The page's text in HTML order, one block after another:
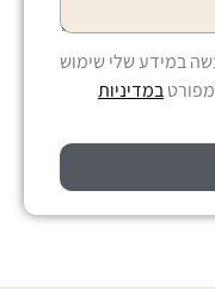
במידע שלי שימוש
במדיניות